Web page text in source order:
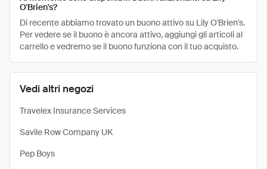
Vedi altri negozi
Travelex Insurance Services
Savile Row Company UK
Pep Boys
O'Brien's?
Di recente abbiamo trovato un buono attivo su Lily O'Brien's.
Per vedere se il buono è ancora attivo, aggiungi gli articoli al
carrello e vedremo se il buono funziona con il tuo acquisto.